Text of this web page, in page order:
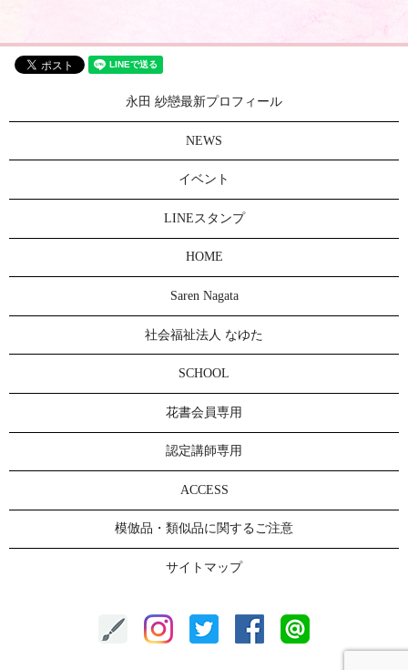
永田 紗戀最新プロフィール
NEWS
イベント
LINEスタンプ
HOME
Saren Nagata
社会福祉法人 なゆた
SCHOOL
花書会員専用
認定講師専用
ACCESS
模倣品・類似品に関するご注意
サイトマップ